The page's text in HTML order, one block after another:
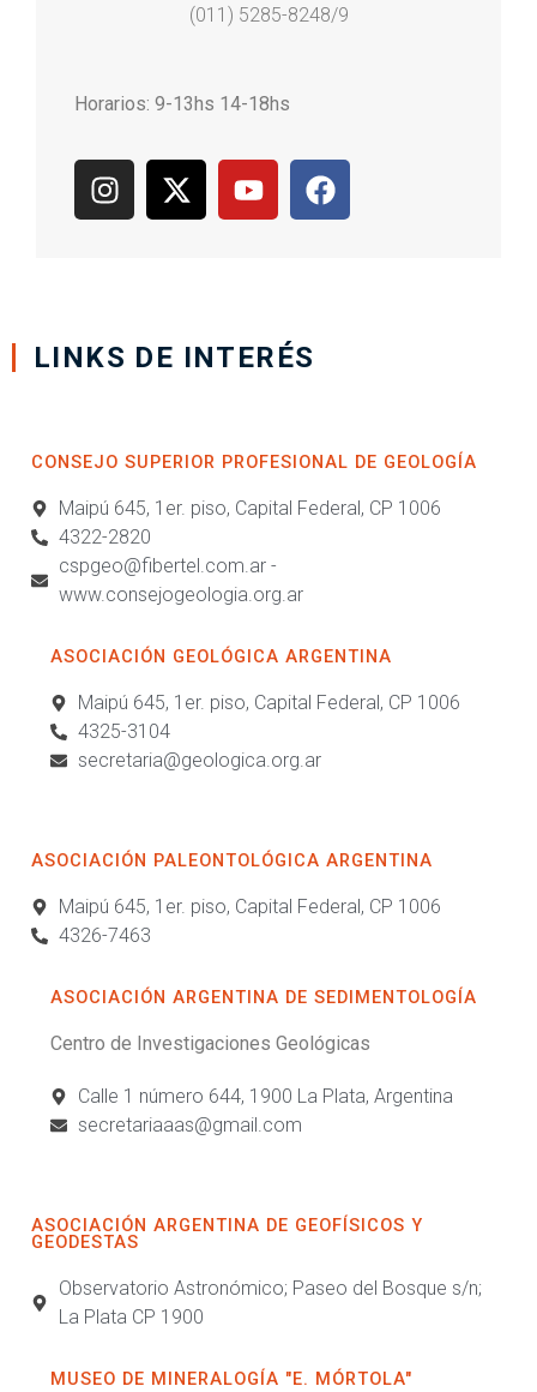
(011) 5285-8248/9
Horarios: 9-13hs 14-18hs
LINKS DE INTERÉS
CONSEJO SUPERIOR PROFESIONAL DE GEOLOGÍA
Maipú 645, 1er. piso, Capital Federal, CP 1006
4322-2820
cspgeo@fibertel.com.ar -
www.consejogeologia.org.ar
ASOCIACIÓN GEOLÓGICA ARGENTINA
Maipú 645, 1er. piso, Capital Federal, CP 1006
4325-3104
secretaria@geologica.org.ar
ASOCIACIÓN PALEONTOLÓGICA ARGENTINA
Maipú 645, 1er. piso, Capital Federal, CP 1006
4326-7463
ASOCIACIÓN ARGENTINA DE SEDIMENTOLOGÍA
Centro de Investigaciones Geológicas
Calle 1 número 644, 1900 La Plata, Argentina
secretariaaas@gmail.com
ASOCIACIÓN ARGENTINA DE GEOFÍSICOS Y
GEODESTAS
Observatorio Astronómico; Paseo del Bosque s/n;
La Plata CP 1900
MUSEO DE MINERALOGÍA "E. MÓRTOLA"